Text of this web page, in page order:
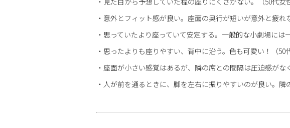
・意外とフィット感が良い。座面の奥行が短いが意外と疲れ
・思っていたより座っていて安定する。一般的な小劇場には
・思ったよりも座りやすい、背中に沿う。色も可愛い！（50
・座面が小さい感覚はあるが、隣の席との間隔は圧迫感がな
・人が前を通るときに、脚を左右に振りやすいのが良い。隣